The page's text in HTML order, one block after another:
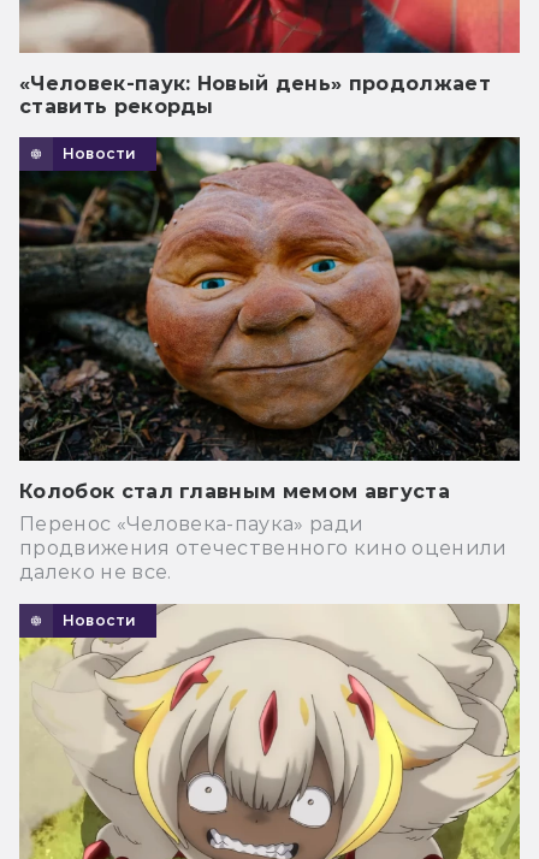
«Человек-паук: Новый день» продолжает
ставить рекорды
Новости
Колобок стал главным мемом августа
Перенос «Человека-паука» ради
продвижения отечественного кино оценили
далеко не все.
Новости